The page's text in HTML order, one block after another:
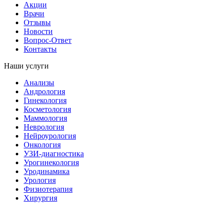
Акции
Врачи
Отзывы
Новости
Вопрос-Ответ
Контакты
Наши услуги
Анализы
Андрология
Гинекология
Косметология
Маммология
Неврология
Нейроурология
Онкология
УЗИ-диагностика
Урогинекология
Уродинамика
Урология
Физиотерапия
Хирургия